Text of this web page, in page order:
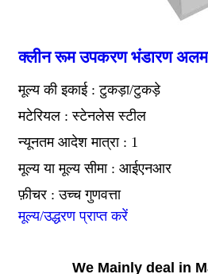
क्लीन रूम उपकरण भंडारण
मूल्य की इकाई : टुकड़ा/टुकड़े
मटेरियल : स्टेनलेस स्टील
न्यूनतम आदेश मात्रा : 1
मूल्य या मूल्य सीमा : आईएनआर
फ़ीचर : उच्च गुणवत्ता
मूल्य/उद्धरण प्राप्त करें
We Mainly deal in